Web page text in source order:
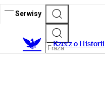
Serwisy
Rzecz o Historii